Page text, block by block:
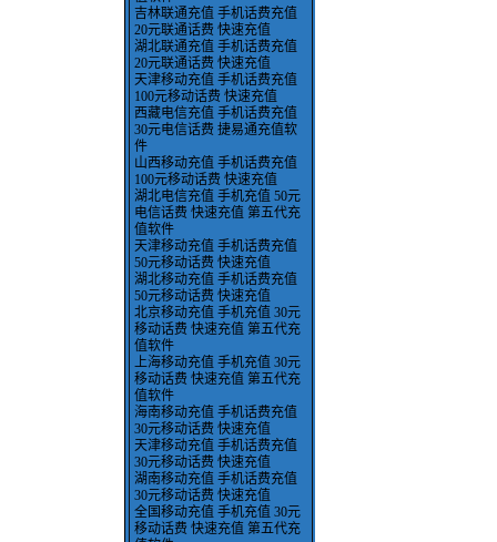
吉林联通充值 手机话费充值
20元联通话费 快速充值
湖北联通充值 手机话费充值
20元联通话费 快速充值
天津移动充值 手机话费充值
100元移动话费 快速充值
西藏电信充值 手机话费充值
30元电信话费 捷易通充值软
件
山西移动充值 手机话费充值
100元移动话费 快速充值
湖北电信充值 手机充值 50元
电信话费 快速充值 第五代充
值软件
天津移动充值 手机话费充值
50元移动话费 快速充值
湖北移动充值 手机话费充值
50元移动话费 快速充值
北京移动充值 手机充值 30元
移动话费 快速充值 第五代充
值软件
上海移动充值 手机充值 30元
移动话费 快速充值 第五代充
值软件
海南移动充值 手机话费充值
30元移动话费 快速充值
天津移动充值 手机话费充值
30元移动话费 快速充值
湖南移动充值 手机话费充值
30元移动话费 快速充值
全国移动充值 手机充值 30元
移动话费 快速充值 第五代充